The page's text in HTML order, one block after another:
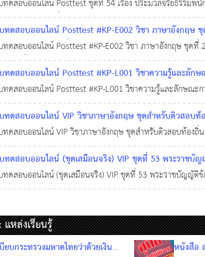
ร้อมเฉลย
11 ธ.ค. 2568 0 422
ดสอบออนไลน์ Posttest ชุดที่ 54 เรื่อง ประมวลจริยธรรมพ
เฉลย และสรุปเนื้อหาประกาศคณะกรรมการมาตรฐานการบริ
วลจริยธรรมพนักงานส่วนท้องถิ่น
ทดสอบออนไลน์ Posttest #KP-E002 วิชา ภาษาอังกฤษ
" และ "ไวยากรณ์เบื้องต้น" (Vocabulary & Basic
06 พ.ย. 2568 0 401
ดสอบออนไลน์ Posttest #KP-E002 วิชา ภาษาอังกฤษ ชุด
กรณ์เบื้องต้น (Vocabulary & Basic Grammar)) จำนวน 60
ทดสอบออนไลน์ Posttest #KP-L001 วิชาความรู้และลักษ
อบเสมือนจริง ชุดที่ 1 จำนวน 60 ข้อ) พร้อมเฉลย
05 พ.
ดสอบออนไลน์ Posttest #KP-L001 วิชาความรู้และลักษณะ
นจริง ชุดที่ 1 จำนวน 60 ข้อ) พร้อมเฉลย วิชาความรู้และลักษ
าหลัก 5 เรื่อง ได้แก่ ระเบียบบริหารราชการแผ่นดิน, หลักการบ
ทดสอบออนไลน์ VIP วิชาภาษาอังกฤษ ชุดสำหรับติวสอบ
1] จำนวน 200 ข้อ พร้อมเฉลย
04 พ.ย. 2568 0
ดสอบออนไลน์ VIP วิชาภาษาอังกฤษ ชุดสำหรับติวสอบท้องถิ่
1] จำนวน 200 ข้อ พร้อมเฉลย
ทดสอบออนไลน์ (ชุดเสมือนจริง) VIP ชุดที่ 53 พระราชบัญ
2540 และส่วนที่สัมพันธ์กับ พ.ร.บ. คุ้มครองข้อมูลส่วนบุค
อ พร้อมเฉลย
28 ต.ค. 2568 0 407
ดสอบออนไลน์ (ชุดเสมือนจริง) VIP ชุดที่ 53 พระราชบัญญัติข้
และส่วนที่สัมพันธ์กับ พ.ร.บ. คุ้มครองข้อมูลส่วนบุคคล
หล่งเรียนรู้
ยบกระทรวงมหาดไทยว่าด้วยเงิน
หนังสือ